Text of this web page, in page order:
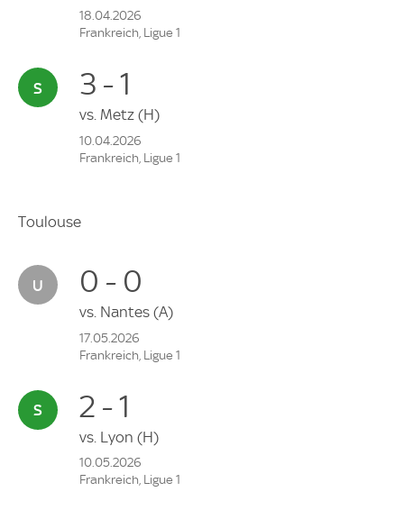
18.04.2026
Frankreich, Ligue 1
3 - 1
vs. Metz (H)
10.04.2026
Frankreich, Ligue 1
Toulouse
0 - 0
vs. Nantes (A)
17.05.2026
Frankreich, Ligue 1
2 - 1
vs. Lyon (H)
10.05.2026
Frankreich, Ligue 1